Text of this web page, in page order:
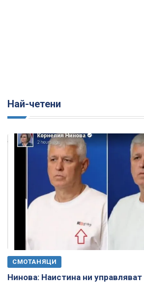
Най-четени
СМОТАНЯЦИ
Нинова: Наистина ни